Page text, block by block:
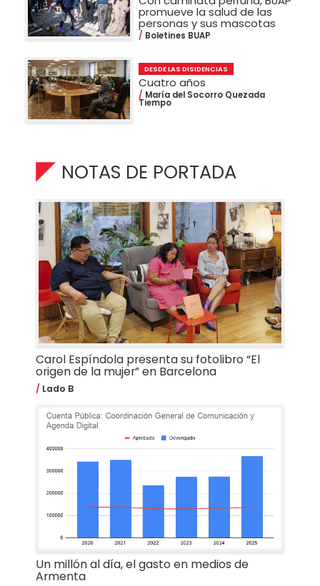
promueve la salud de las
personas y sus mascotas
Boletines BUAP
DESDE LAS DISIDENCIAS
Cuatro años
María del Socorro Quezada
Tiempo
NOTAS DE PORTADA
Carol Espíndola presenta su fotolibro “El
origen de la mujer” en Barcelona
Lado B
Un millón al día, el gasto en medios de
Armenta